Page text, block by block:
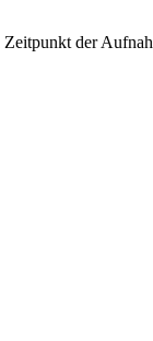
Zeitpunkt der